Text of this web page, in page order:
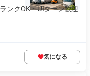
ンクOK・UIターン歓迎
気になる